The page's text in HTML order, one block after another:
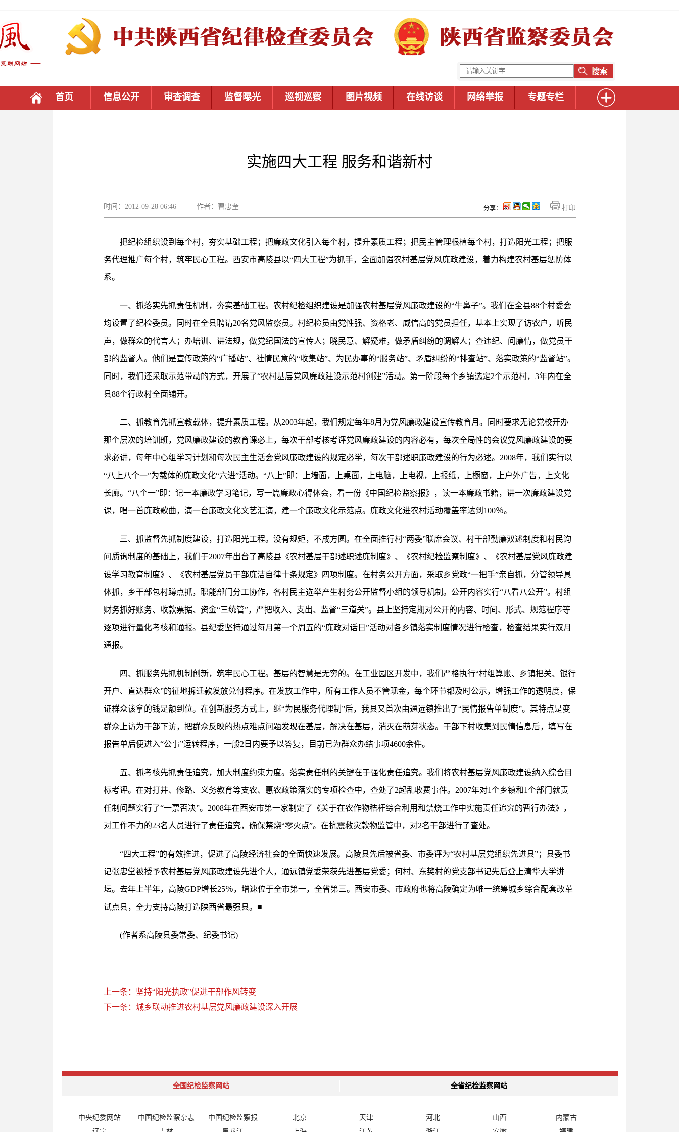
首页 信息公开 审查调查 监督曝光 巡视巡察 图片视频 在线访谈 网络举报 专题专栏
实施四大工程 服务和谐新村
时间：2012-09-28 06:46 作者：曹忠奎 打印
分享：
把纪检组织设到每个村，夯实基础工程；把廉政文化引入每个村，提升素质工程；把民主管理根植每个村，打造阳光工程；把服
务代理推广每个村，筑牢民心工程。西安市高陵县以“四大工程”为抓手，全面加强农村基层党风廉政建设，着力构建农村基层惩防体
系。
一、抓落实先抓责任机制，夯实基础工程。农村纪检组织建设是加强农村基层党风廉政建设的“牛鼻子”。我们在全县88个村委会
均设置了纪检委员。同时在全县聘请20名党风监察员。村纪检员由党性强、资格老、威信高的党员担任，基本上实现了访农户，听民
声，做群众的代言人；办培训、讲法规，做党纪国法的宣传人；晓民意、解疑难，做矛盾纠纷的调解人；查违纪、问廉情，做党员干
部的监督人。他们是宣传政策的“广播站”、社情民意的“收集站”、为民办事的“服务站”、矛盾纠纷的“排查站”、落实政策的“监督站”。
同时，我们还采取示范带动的方式，开展了“农村基层党风廉政建设示范村创建”活动。第一阶段每个乡镇选定2个示范村，3年内在全
县88个行政村全面铺开。
二、抓教育先抓宣教载体，提升素质工程。从2003年起，我们规定每年8月为党风廉政建设宣传教育月。同时要求无论党校开办
那个层次的培训班，党风廉政建设的教育课必上，每次干部考核考评党风廉政建设的内容必有，每次全局性的会议党风廉政建设的要
求必讲，每年中心组学习计划和每次民主生活会党风廉政建设的规定必学，每次干部述职廉政建设的行为必述。2008年，我们实行以
“八上八个一”为载体的廉政文化“六进”活动。“八上”即：上墙面，上桌面，上电脑，上电视，上报纸，上橱窗，上户外广告，上文化
长廊。“八个一”即：记一本廉政学习笔记，写一篇廉政心得体会，看一份《中国纪检监察报》，读一本廉政书籍，讲一次廉政建设党
课，唱一首廉政歌曲，演一台廉政文化文艺汇演，建一个廉政文化示范点。廉政文化进农村活动覆盖率达到100％。
三、抓监督先抓制度建设，打造阳光工程。没有规矩，不成方圆。在全面推行村“两委”联席会议、村干部勤廉双述制度和村民询
问质询制度的基础上，我们于2007年出台了高陵县《农村基层干部述职述廉制度》、《农村纪检监察制度》、《农村基层党风廉政建
设学习教育制度》、《农村基层党员干部廉洁自律十条规定》四项制度。在村务公开方面，采取乡党政“一把手”亲自抓，分管领导具
体抓，乡干部包村蹲点抓，职能部门分工协作，各村民主选举产生村务公开监督小组的领导机制。公开内容实行“八看八公开”。村组
财务抓好账务、收款票据、资金“三统管”，严把收入、支出、监督“三道关”。县上坚持定期对公开的内容、时间、形式、规范程序等
逐项进行量化考核和通报。县纪委坚持通过每月第一个周五的“廉政对话日”活动对各乡镇落实制度情况进行检查，检查结果实行双月
通报。
四、抓服务先抓机制创新，筑牢民心工程。基层的智慧是无穷的。在工业园区开发中，我们严格执行“村组算账、乡镇把关、银行
开户、直达群众”的征地拆迁款发放兑付程序。在发放工作中，所有工作人员不管现金，每个环节都及时公示，增强工作的透明度，保
证群众该拿的钱足额到位。在创新服务方式上，继“为民服务代理制”后，我县又首次由通远镇推出了“民情报告单制度”。其特点是变
群众上访为干部下访，把群众反映的热点难点问题发现在基层，解决在基层，消灭在萌芽状态。干部下村收集到民情信息后，填写在
报告单后便进入“公事”运转程序，一般2日内要予以答复，目前已为群众办结事项4600余件。
五、抓考核先抓责任追究，加大制度约束力度。落实责任制的关键在于强化责任追究。我们将农村基层党风廉政建设纳入综合目
标考评。在对打井、修路、义务教育等支农、惠农政策落实的专项检查中，查处了2起乱收费事件。2007年对1个乡镇和1个部门就责
任制问题实行了“一票否决”。2008年在西安市第一家制定了《关于在农作物秸杆综合利用和禁烧工作中实施责任追究的暂行办法》，
对工作不力的23名人员进行了责任追究，确保禁烧“零火点”。在抗震救灾款物监管中，对2名干部进行了查处。
“四大工程”的有效推进，促进了高陵经济社会的全面快速发展。高陵县先后被省委、市委评为“农村基层党组织先进县”；县委书
记张忠堂被授予农村基层党风廉政建设先进个人，通远镇党委荣获先进基层党委；何村、东樊村的党支部书记先后登上清华大学讲
坛。去年上半年，高陵GDP增长25％，增速位于全市第一，全省第三。西安市委、市政府也将高陵确定为唯一统筹城乡综合配套改革
试点县，全力支持高陵打造陕西省最强县。■
(作者系高陵县委常委、纪委书记)
上一条：坚持“阳光执政”促进干部作风转变
下一条：城乡联动推进农村基层党风廉政建设深入开展
全国纪检监察网站 全省纪检监察网站
中央纪委网站 中国纪检监察杂志 中国纪检监察报 北京 天津 河北 山西
内蒙古